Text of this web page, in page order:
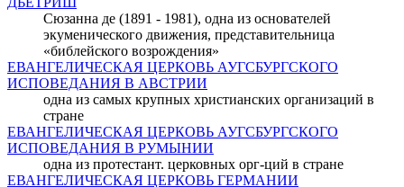
Сюзанна де (1891 - 1981), одна из основателей
экуменического движения, представительница
«библейского возрождения»
ЕВАНГЕЛИЧЕСКАЯ ЦЕРКОВЬ АУГСБУРГСКОГО
ИСПОВЕДАНИЯ В АВСТРИИ
одна из самых крупных христианских организаций в
стране
ЕВАНГЕЛИЧЕСКАЯ ЦЕРКОВЬ АУГСБУРГСКОГО
ИСПОВЕДАНИЯ В РУМЫНИИ
одна из протестант. церковных орг-ций в стране
ЕВАНГЕЛИЧЕСКАЯ ЦЕРКОВЬ ГЕРМАНИИ